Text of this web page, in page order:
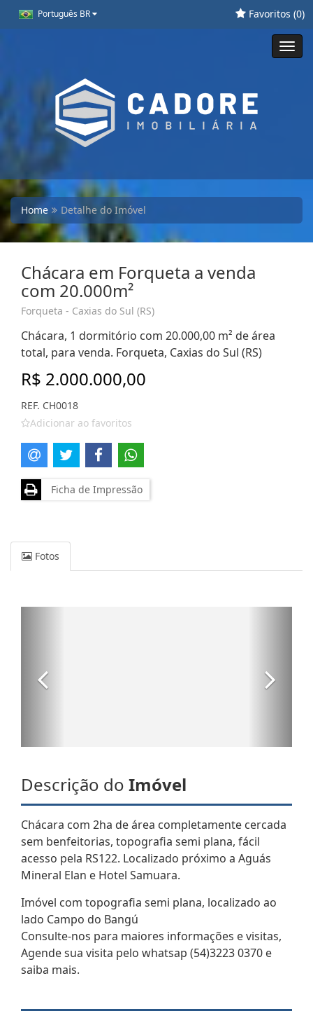
Português BR Favoritos (0)
Home Detalhe do Imóvel
Chácara em Forqueta a venda
com 20.000m²
Forqueta - Caxias do Sul (RS)
Chácara, 1 dormitório com 20.000,00 m² de área
total, para venda. Forqueta, Caxias do Sul (RS)
R$ 2.000.000,00
REF. CH0018
Adicionar ao favoritos
Ficha de Impressão
Fotos
Descrição do Imóvel
Chácara com 2ha de área completamente cercada
sem benfeitorias, topografia semi plana, fácil
acesso pela RS122. Localizado próximo a Aguás
Mineral Elan e Hotel Samuara.
Imóvel com topografia semi plana, localizado ao
lado Campo do Bangú
Consulte-nos para maiores informações e visitas,
Agende sua visita pelo whatsap (54)3223 0370 e
saiba mais.